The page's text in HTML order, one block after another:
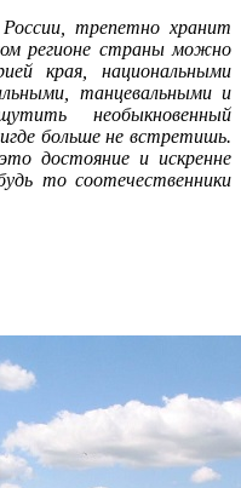
трепетно хранит
регионе страны можно
края, национальными
танцевальными и
необыкновенный
больше не встретишь.
достояние и искренне
то соотечественники